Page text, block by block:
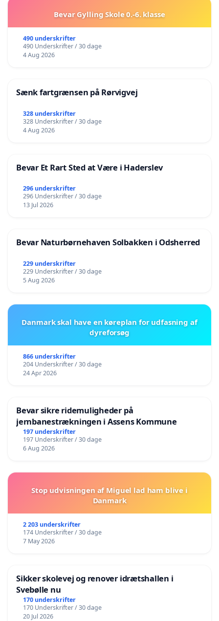
Bevar Gylling Skole 0.-6. klasse
490 underskrifter
490 Underskrifter / 30 dage
4 Aug 2026
Sænk fartgrænsen på Rørvigvej
328 underskrifter
328 Underskrifter / 30 dage
4 Aug 2026
Bevar Et Rart Sted at Være i Haderslev
296 underskrifter
296 Underskrifter / 30 dage
13 Jul 2026
Bevar Naturbørnehaven Solbakken i Odsherred
229 underskrifter
229 Underskrifter / 30 dage
5 Aug 2026
Danmark skal have en køreplan for udfasning af
dyreforsøg
866 underskrifter
204 Underskrifter / 30 dage
24 Apr 2026
Bevar sikre ridemuligheder på
jernbanestrækningen i Assens Kommune
197 underskrifter
197 Underskrifter / 30 dage
6 Aug 2026
Stop udvisningen af Miguel lad ham blive i
Danmark
2 203 underskrifter
174 Underskrifter / 30 dage
7 May 2026
Sikker skolevej og renover idrætshallen i
Svebølle nu
170 underskrifter
170 Underskrifter / 30 dage
20 Jul 2026